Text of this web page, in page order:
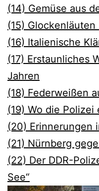
(14) Gemüse aus
(15)
(16) Italienische
(17) Erstaunliches
Jahren
(18) Federweißen
(19) Wo die
(20) Erinnerungen
(21) Nürnberg
(22) Der DDR-
See“